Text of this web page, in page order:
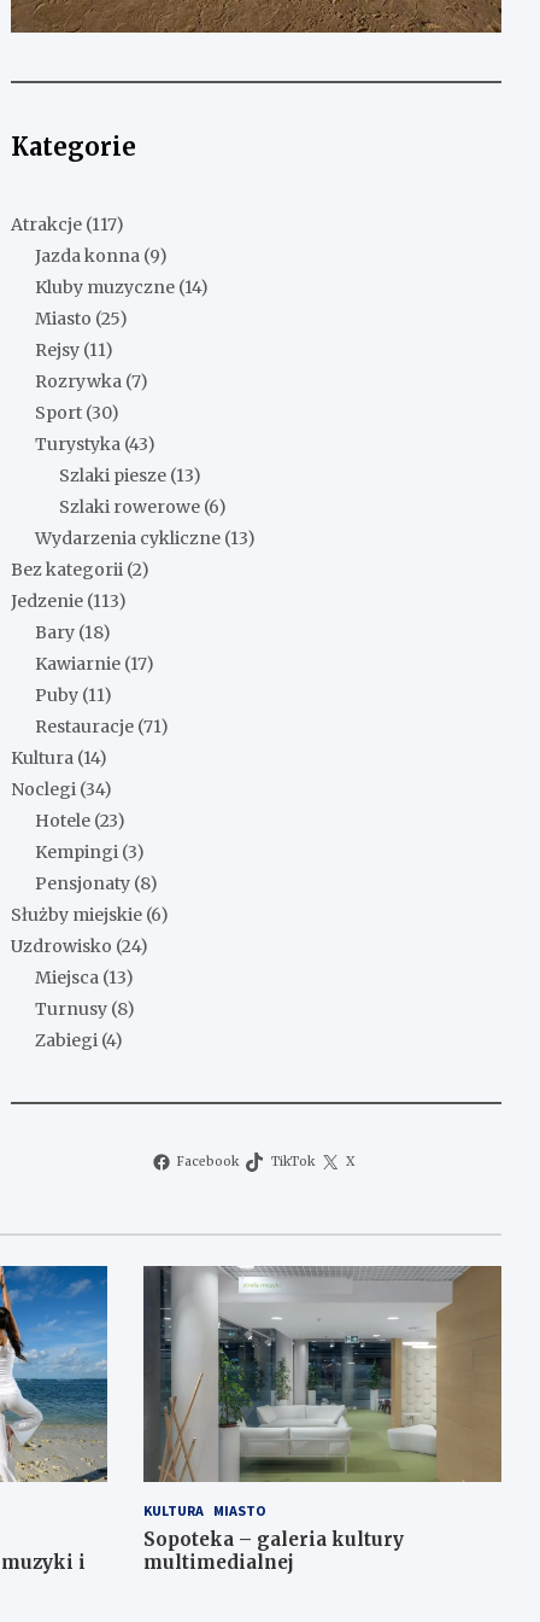
Kategorie
Atrakcje (117)
Jazda konna (9)
Kluby muzyczne (14)
Miasto (25)
Rejsy (11)
Rozrywka (7)
Sport (30)
Turystyka (43)
Szlaki piesze (13)
Szlaki rowerowe (6)
Wydarzenia cykliczne (13)
Bez kategorii (2)
Jedzenie (113)
Bary (18)
Kawiarnie (17)
Puby (11)
Restauracje (71)
Kultura (14)
Noclegi (34)
Hotele (23)
Kempingi (3)
Pensjonaty (8)
Służby miejskie (6)
Uzdrowisko (24)
Miejsca (13)
Turnusy (8)
Zabiegi (4)
Facebook TikTok X
muzyki i
KULTURA MIASTO
Sopoteka – galeria kultury
multimedialnej